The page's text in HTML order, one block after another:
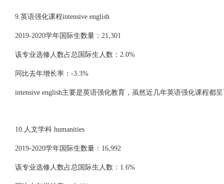
9.英语强化课程intensive english
2019-2020学年国际生数量：21,301
该专业选修人数占总国际生人数：2.0%
同比去年增长率：-3.3%
intensive english主要是英语强化教育，虽然近几年英语强化课程都
10.人文学科 humanities
2019-2020学年国际生数量：16,992
该专业选修人数占总国际生人数：1.6%